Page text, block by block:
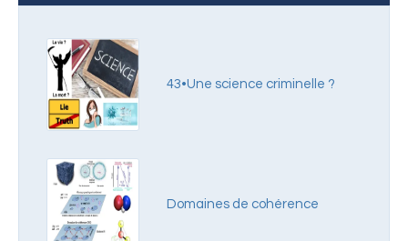
43•Une science criminelle ?
Domaines de cohérence